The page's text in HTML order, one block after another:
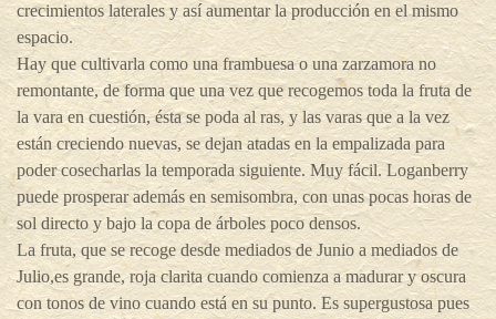
crecimientos laterales y así aumentar la producción en el mismo
espacio.
Hay que cultivarla como una frambuesa o una zarzamora no
remontante, de forma que una vez que recogemos toda la fruta de
la vara en cuestión, ésta se poda al ras, y las varas que a la vez
están creciendo nuevas, se dejan atadas en la empalizada para
poder cosecharlas la temporada siguiente. Muy fácil. Loganberry
puede prosperar además en semisombra, con unas pocas horas de
sol directo y bajo la copa de árboles poco densos.
La fruta, que se recoge desde mediados de Junio a mediados de
Julio,es grande, roja clarita cuando comienza a madurar y oscura
con tonos de vino cuando está en su punto. Es supergustosa pues